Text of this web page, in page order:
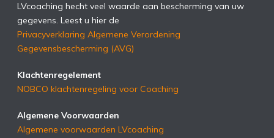
LVcoaching hecht veel waarde aan bescherming van uw
gegevens. Leest u hier de
Privacyverklaring Algemene Verordening
Gegevensbescherming (AVG)
Klachtenregelement
NOBCO klachtenregeling voor Coaching
Algemene Voorwaarden
Algemene voorwaarden LVcoaching